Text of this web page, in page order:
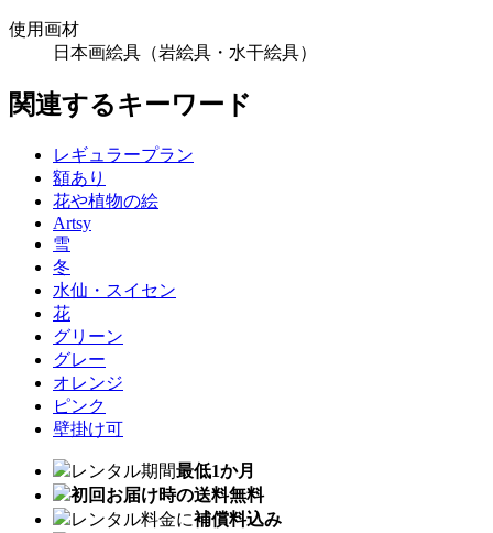
使用画材
日本画絵具（岩絵具・水干絵具）
関連するキーワード
レギュラープラン
額あり
花や植物の絵
Artsy
雪
冬
水仙・スイセン
花
グリーン
グレー
オレンジ
ピンク
壁掛け可
レンタル期間最低1か月
初回お届け時の送料無料
レンタル料金に補償料込み